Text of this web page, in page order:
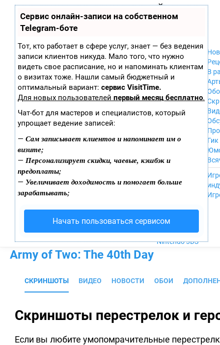
Сервис онлайн-записи на собственном
Telegram-боте
Тот, кто работает в сфере услуг, знает — без ведения
записи клиентов никуда. Мало того, что нужно
видеть свое расписание, но и напоминать клиентам
о визитах тоже. Нашли самый бюджетный и
оптимальный вариант: сервис VisitTime.
Для новых пользователей первый месяц бесплатно.
Чат-бот для мастеров и специалистов, который
упрощает ведение записей:
— Сам записывает клиентов и напоминает им о
визите;
— Персонализирует скидки, чаевые, кэшбэк и
предоплаты;
— Увеличивает доходимость и помогает больше
зарабатывать;
Начать пользоваться сервисом
играх
ла
ор
ы
Xbox 360
Wii
GameCube
PS
PS2
PS3
Nintendo 64
PSP
iPhone, iPod,
MacOS
NES
Wii U
PS4
Xbox One
Nintendo 3DS
В
Гик
Army of Two: The 40th Day
СКРИНШОТЫ ВИДЕО НОВОСТИ ОБОИ
Скриншоты перестрелок и
Если вы любите умопомрачительные